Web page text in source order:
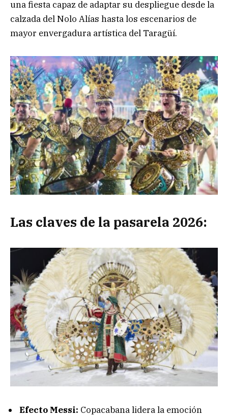
una fiesta capaz de adaptar su despliegue desde la
calzada del Nolo Alías hasta los escenarios de
mayor envergadura artística del Taragüí.
Las claves de la pasarela 2026:
Efecto Messi: Copacabana lidera la emoción